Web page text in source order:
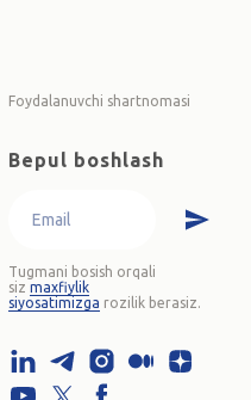
Foydalanuvchi shartnomasi
Bepul boshlash
Tugmani bosish orqali
siz maxfiylik
siyosatimizga rozilik berasiz.